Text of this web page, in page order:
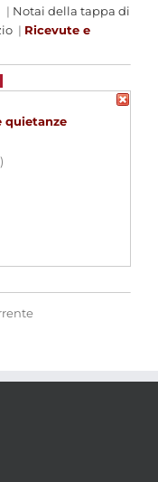
| Notai della tappa di
| Ricevute e
quietanze